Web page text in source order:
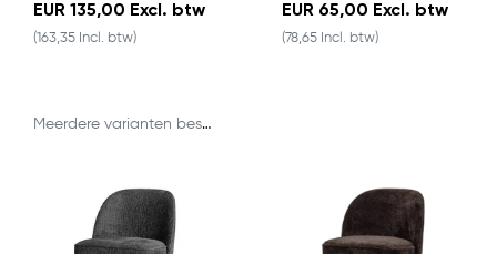
EUR 135,00 Excl. btw
(163,35 Incl. btw)
Meerdere varianten beschikbaar
EUR 65,00 Excl. btw
(78,65 Incl. btw)